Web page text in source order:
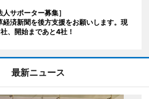
人サポーター募集］
経済新聞を後方支援をお願いします。現
、開始まであと4社！
最新ニュース